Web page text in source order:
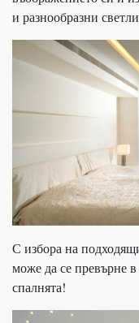
и разнообразни
С избора на
може да се превърне
спалнята!